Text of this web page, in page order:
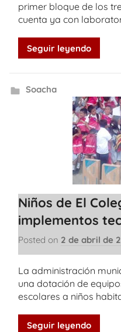
primer bloque de los
cuenta ya con
Seguir leyendo
Soacha
Niños de El
implementos
Posted on 2 de abril de
La administración
una dotación de
escolares a niños
Seguir leyendo